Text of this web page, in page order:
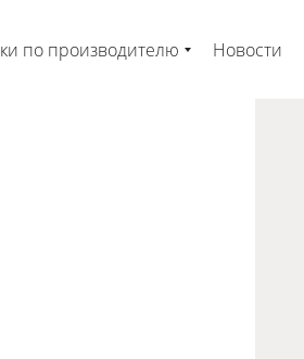
по производителю Новости